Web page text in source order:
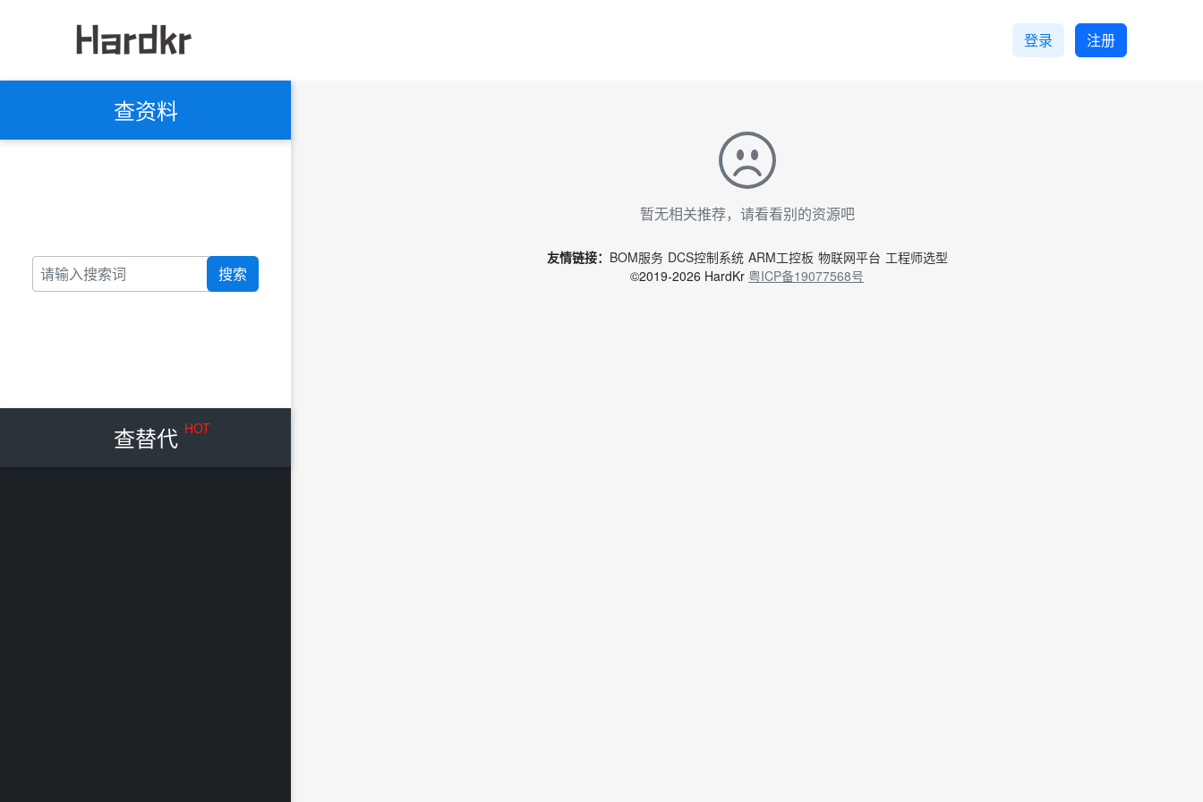
登录 注册
查资料
搜索
查替代 HOT
暂无相关推荐，请看看别的资源吧
友情链接： BOM服务 DCS控制系统 ARM工控板 物联网平台 工程师选型
©2019-2026 HardKr 粤ICP备19077568号